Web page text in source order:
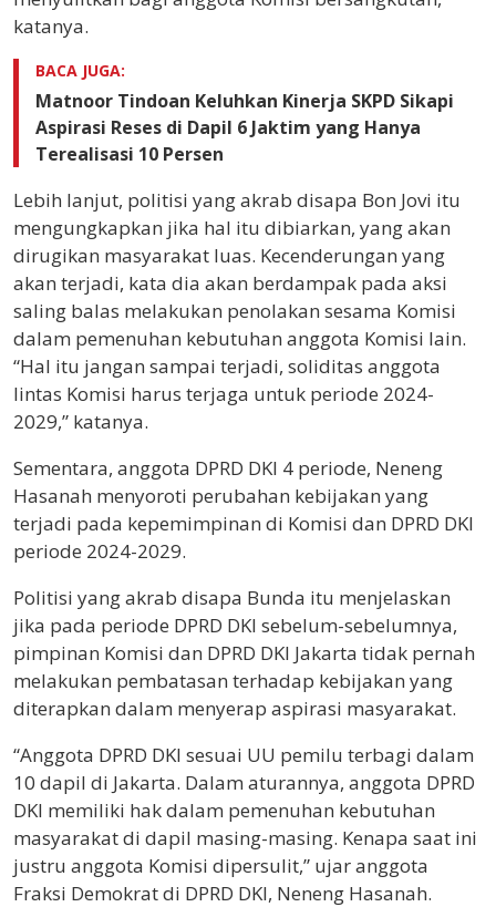
katanya.
BACA JUGA:
Matnoor Tindoan Keluhkan Kinerja SKPD Sikapi
Aspirasi Reses di Dapil 6 Jaktim yang Hanya
Terealisasi 10 Persen
Lebih lanjut, politisi yang akrab disapa Bon Jovi itu
mengungkapkan jika hal itu dibiarkan, yang akan
dirugikan masyarakat luas. Kecenderungan yang
akan terjadi, kata dia akan berdampak pada aksi
saling balas melakukan penolakan sesama Komisi
dalam pemenuhan kebutuhan anggota Komisi lain.
“Hal itu jangan sampai terjadi, soliditas anggota
lintas Komisi harus terjaga untuk periode 2024-
2029,” katanya.
Sementara, anggota DPRD DKI 4 periode, Neneng
Hasanah menyoroti perubahan kebijakan yang
terjadi pada kepemimpinan di Komisi dan DPRD DKI
periode 2024-2029.
Politisi yang akrab disapa Bunda itu menjelaskan
jika pada periode DPRD DKI sebelum-sebelumnya,
pimpinan Komisi dan DPRD DKI Jakarta tidak pernah
melakukan pembatasan terhadap kebijakan yang
diterapkan dalam menyerap aspirasi masyarakat.
“Anggota DPRD DKI sesuai UU pemilu terbagi dalam
10 dapil di Jakarta. Dalam aturannya, anggota DPRD
DKI memiliki hak dalam pemenuhan kebutuhan
masyarakat di dapil masing-masing. Kenapa saat ini
justru anggota Komisi dipersulit,” ujar anggota
Fraksi Demokrat di DPRD DKI, Neneng Hasanah.